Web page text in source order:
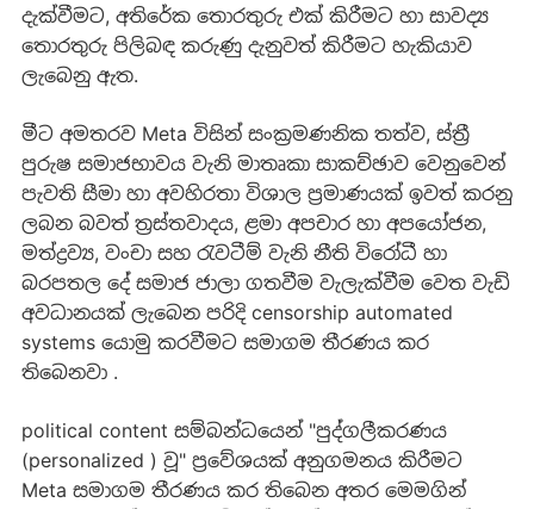
දැක්වීමට, අතිරේක තොරතුරු එක් කිරීමට හා සාවද්‍ය
තොරතුරු පිලිබඳ කරුණු දැනුවත් කිරීමට හැකියාව
ලැබෙනු ඇත.
මීට අමතරව Meta විසින් සංක්‍රමණනික තත්ව, ස්ත්‍රී
පුරුෂ සමාජභාවය වැනි මාතෘකා සාකච්ඡාව වෙනුවෙන්
පැවති සීමා හා අවහිරතා විශාල ප්‍රමාණයක් ඉවත් කරනු
ලබන බවත් ත්‍රස්තවාදය, ළමා අපචාර හා අපයෝජන,
මත්ද්‍රව්‍ය, වංචා සහ රැවටීම් වැනි නීති විරෝධී හා
බරපතල දේ සමාජ ජාලා ගතවීම වැලැක්වීම වෙත වැඩි
අවධානයක් ලැබෙන පරිදි censorship automated
systems යොමු කරවීමට සමාගම තීරණය කර
තිබෙනවා .
political content සම්බන්ධයෙන් "පුද්ගලීකරණය
(personalized ) වූ" ප්‍රවේශයක් අනුගමනය කිරීමට
Meta සමාගම තීරණය කර තිබෙන අතර මෙමගින්